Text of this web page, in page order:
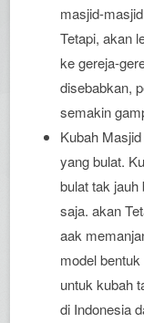
masjid-
Tetapi, akan
ke gereja-
disebabkan,
semakin
Kubah
yang bulat.
bulat tak
saja. akan
aak
model
untuk kubah
di Indonesia